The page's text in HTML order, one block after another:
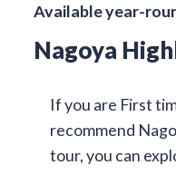
Available year-
Nagoya
If you are First
recommend
tour, you can